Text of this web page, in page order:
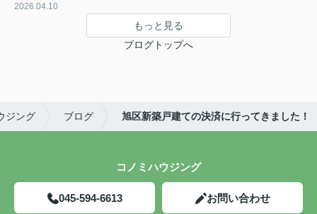
2026.04.10
もっと見る
ブログトップへ
ジング ブログ 旭区新築戸建ての決済に行ってきました！
コノミハウジング
045-594-6613 お問い合わせ